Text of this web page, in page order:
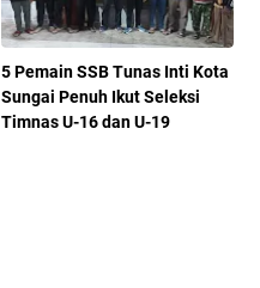
5 Pemain SSB Tunas Inti Kota
Sungai Penuh Ikut Seleksi
Timnas U-16 dan U-19